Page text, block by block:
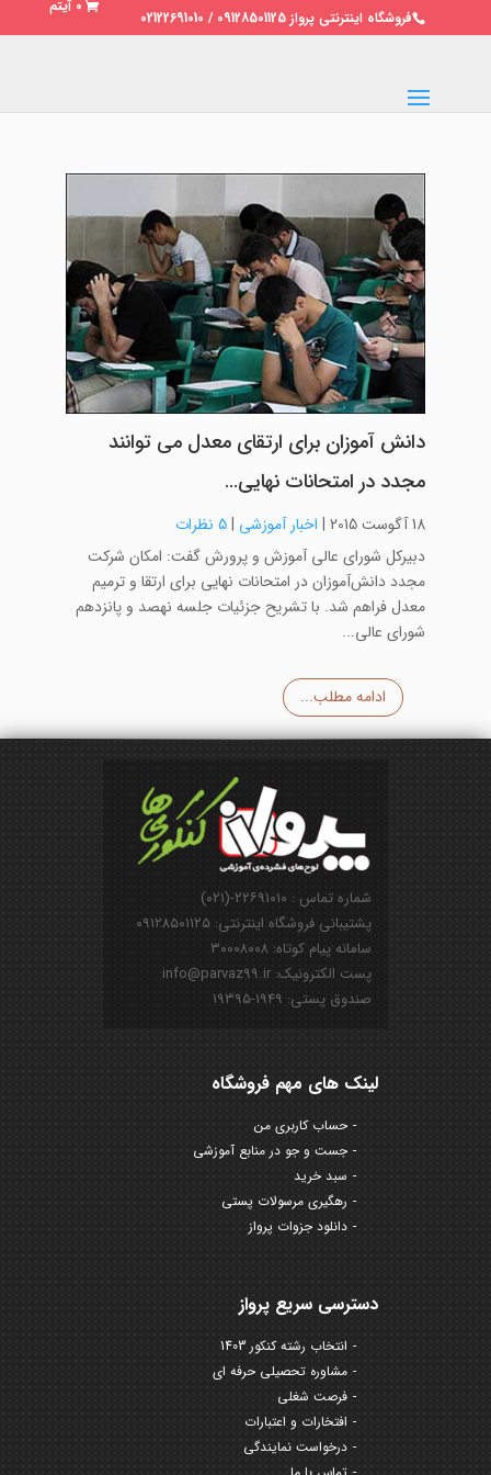
فروشگاه اینترنتی پرواز 09128501125 / 02122691010
0 آیتم
دانش آموزان برای ارتقای معدل می توانند
مجدد در امتحانات نهایی…
18 آگوست 2015 | اخبار آموزشی |5 نظرات
دبیرکل شورای عالی آموزش و پرورش گفت: امکان شرکت
مجدد دانش‌آموزان در امتحانات نهایی برای ارتقا و ترمیم
معدل فراهم شد. با تشریح جزئیات جلسه نهصد و پانزدهم
شورای عالی...
ادامه مطلب...
شماره تماس : ۲۲۶۹۱۰۱۰-(۰۲۱)
پشتیبانی فروشگاه اینترنتی: ۰۹۱۲۸۵۰۱۱۲۵
سامانه پیام کوتاه: ۳۰۰۰۸۰۰۸
پست الکترونیک: info@parvaz99.ir
صندوق پستی: ۱۹۴۹-۱۹۳۹۵
لینک های مهم فروشگاه
حساب کاربری من
جست و جو در منابع آموزشی
سبد خرید
رهگیری مرسولات پستی
دانلود جزوات پرواز
دسترسی سریع پرواز
انتخاب رشته کنکور 1403
مشاوره تحصیلی حرفه ای
فرصت شغلی
افتخارات و اعتبارات
درخواست نمایندگی